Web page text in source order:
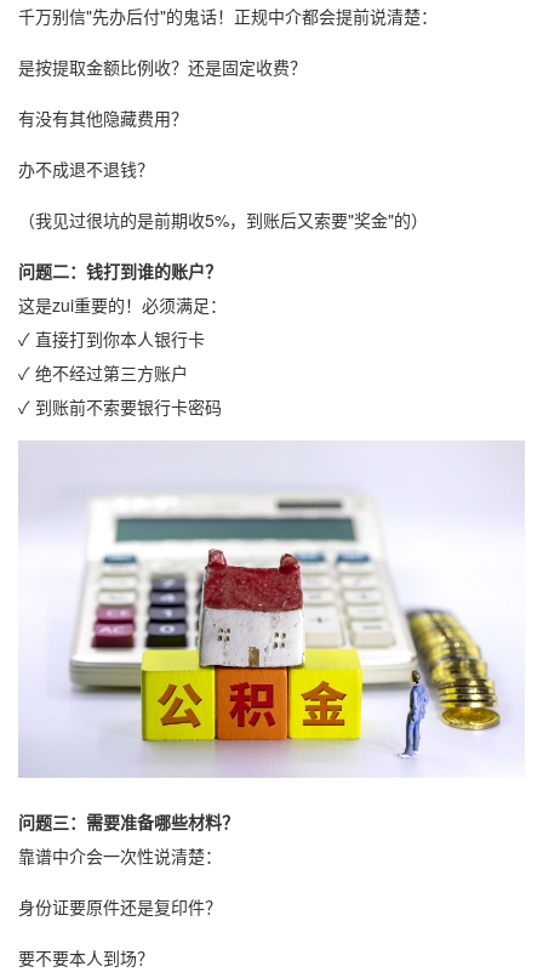
千万别信"先办后付"的鬼话！正规中介都会提前说清楚：
是按提取金额比例收？还是固定收费？
有没有其他隐藏费用？
办不成退不退钱？
（我见过很坑的是前期收5%，到账后又索要"奖金"的）
问题二：钱打到谁的账户？
这是zui重要的！必须满足：
✓ 直接打到你本人银行卡
✓ 绝不经过第三方账户
✓ 到账前不索要银行卡密码
问题三：需要准备哪些材料？
靠谱中介会一次性说清楚：
身份证要原件还是复印件？
要不要本人到场？